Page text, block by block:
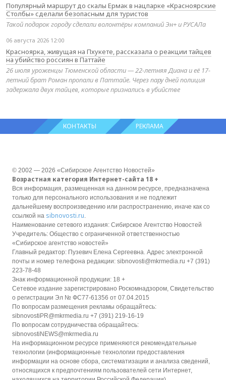
Популярный маршрут до скалы Ермак в нацпарке «Красноярские
Столбы» сделали безопасным для туристов
Такой подарок городу сделали волонтёры компаний Эн+ и РУСАЛа
06 августа 2026 12:00
Красноярка, живущая на Пхукете, рассказала о реакции тайцев
на убийство россиян в Паттайе
26 июля уроженцы Тюменской области — 22-летняя Диана и её 17-
летний брат Роман пропали в Паттайе. Через пару дней полиция
задержала двух тайцев, которые признались в убийстве
КОНТАКТЫ РЕКЛАМА
© 2002 — 2026 «Сибирское Агентство Новостей»
Возрастная категория Интернет-сайта 18 +
Вся информация, размещенная на данном ресурсе, предназначена
только для персонального использования и не подлежит
дальнейшему воспроизведению или распространению, иначе как со
ссылкой на sibnovosti.ru.
Наименование сетевого издания: Сибирское Агентство Новостей
Учредитель: Общество с ограниченной ответственностью
«Сибирское агентство новостей»
Главный редактор: Пузевич Елена Сергеевна. Адрес электронной
почты и номер телефона редакции: sibnovosti@mkrmedia.ru +7 (391)
223-78-48
Знак информационной продукции: 18 +
Сетевое издание зарегистрировано Роскомнадзором, Свидетельство
о регистрации Эл № ФС77-61356 от 07.04.2015
По вопросам размещения рекламы обращайтесь:
sibnovostiPR@mkrmedia.ru +7 (391) 219-16-19
По вопросам сотрудничества обращайтесь:
sibnovostiNEWS@mkrmedia.ru
На информационном ресурсе применяются рекомендательные
технологии (информационные технологии предоставления
информации на основе сбора, систематизации и анализа сведений,
относящихся к предпочтениям пользователей сети Интернет,